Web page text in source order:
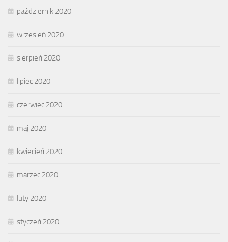
październik 2020
wrzesień 2020
sierpień 2020
lipiec 2020
czerwiec 2020
maj 2020
kwiecień 2020
marzec 2020
luty 2020
styczeń 2020